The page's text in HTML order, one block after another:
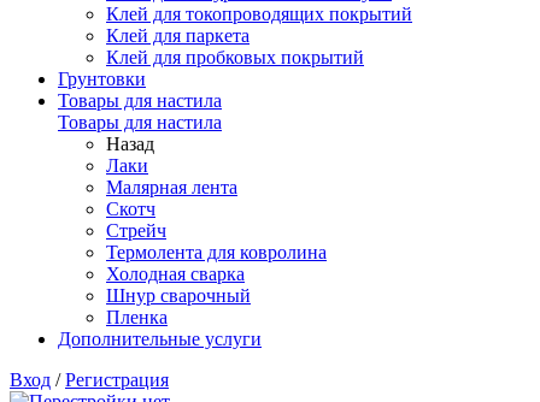
Клей для токопроводящих покрытий
Клей для паркета
Клей для пробковых покрытий
Грунтовки
Товары для настила
Товары для настила
Назад
Лаки
Малярная лента
Скотч
Стрейч
Термолента для ковролина
Холодная сварка
Шнур сварочный
Пленка
Дополнительные услуги
Вход /Регистрация